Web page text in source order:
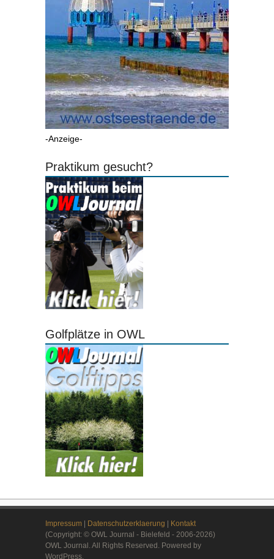
-Anzeige-
Praktikum gesucht?
Golfplätze in OWL
Impressum Datenschutzerklaerung
Kontakt
(Copyright: © OWL Journal - Bielefeld - 2006-2026)
OWL Journal. All Rights Reserved. Powered by
WordPress.